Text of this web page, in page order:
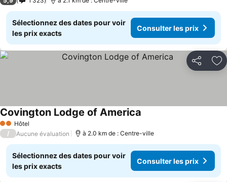
Sélectionnez des dates pour voir
les prix exacts
Consulter les prix
Partager
2 Étoiles
Hôtel
Covington Lodge of America
/ Aucune évaluation à 2.0 km de : Centre-ville
Sélectionnez des dates pour voir
les prix exacts
Consulter les prix